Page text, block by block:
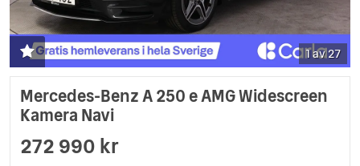
1 av 27
Mercedes-Benz A 250 e AMG Widescreen
Kamera Navi
272 990 kr